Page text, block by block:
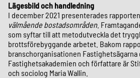
Lägesbild och handledning
I december 2021 presenterades rapporten
välmående bostadsområden.
som syftar till att metodutveckla det
brottsförebyggande arbetet. Bakom
branschorganisationen Fastighetsägarna
Fastighetsakademien och författare är
och sociolog Maria Wallin.